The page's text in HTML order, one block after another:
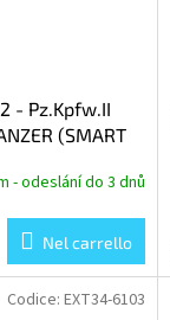
- Pz.Kpfw.II
(SMART
- odeslání do 3 dnů
Nel carrello
Codice: EXT34-6103